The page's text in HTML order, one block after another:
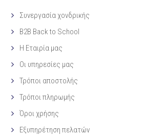
Συνεργασία χονδρικής
B2B Back to School
Η Eταιρία μας
Οι υπηρεσίες μας
Τρόποι αποστολής
Τρόποι πληρωμής
Όροι χρήσης
Εξυπηρέτηση πελατών